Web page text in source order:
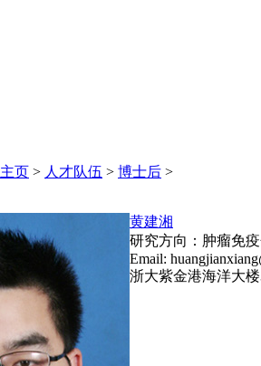
主页 > 人才队伍 > 博士后 >
黄建湘
研究方向：肿瘤免
Email:
浙大紫金港海洋大楼